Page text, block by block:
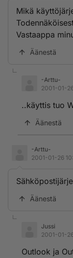
Mikä
Vastaappa
Äänestä
-Arttu-
2001-01-
..käyttis tuo
Äänestä
-Arttu-
2001-01-26
Äänestä
Jussi
2001-01-
Outlook ja